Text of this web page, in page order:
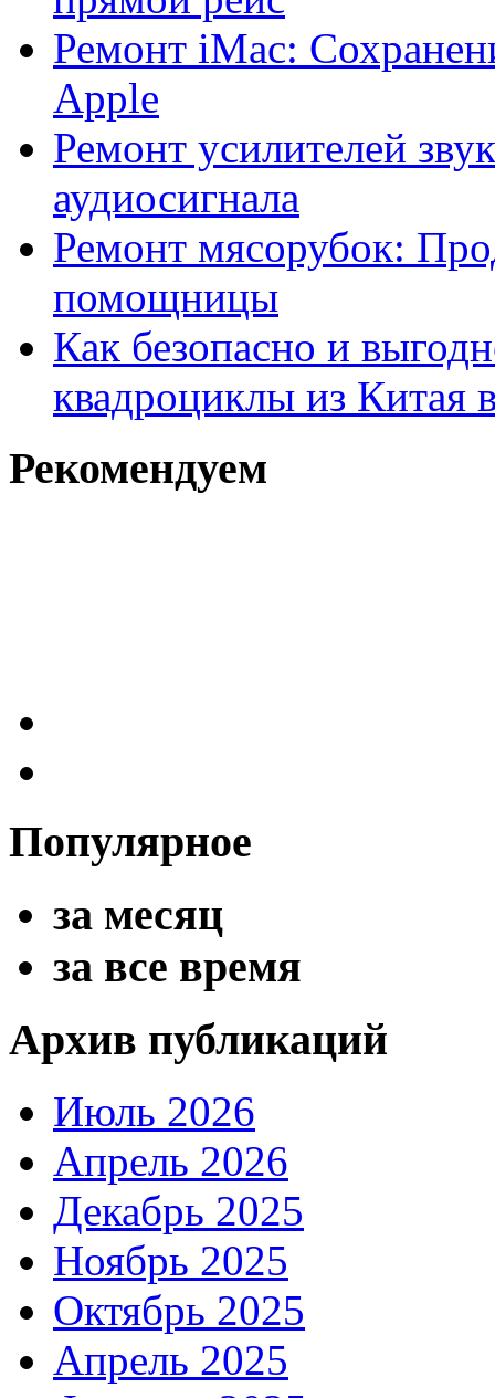
Ремонт iMac:
Apple
Ремонт усилителей
аудиосигнала
Ремонт мясорубок:
помощницы
Как безопасно и
квадроциклы из Китая
Рекомендуем
Популярное
за месяц
за все время
Архив публикаций
Июль 2026
Апрель 2026
Декабрь 2025
Ноябрь 2025
Октябрь 2025
Апрель 2025